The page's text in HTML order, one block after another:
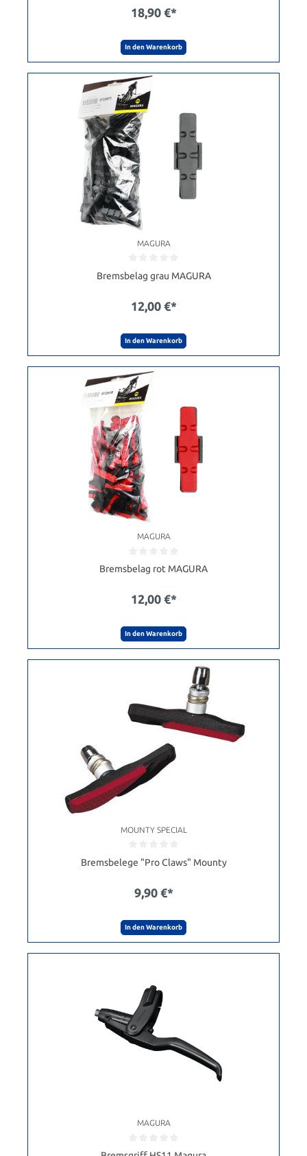
18,90 €*
In den Warenkorb
MAGURA
Bremsbelag grau MAGURA
12,00 €*
In den Warenkorb
MAGURA
Bremsbelag rot MAGURA
12,00 €*
In den Warenkorb
MOUNTY SPECIAL
Bremsbelege "Pro Claws" Mounty
9,90 €*
In den Warenkorb
MAGURA